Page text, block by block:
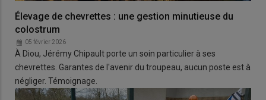
Élevage de chevrettes : une gestion minutieuse du
colostrum
05 février 2026
À Diou, Jérémy Chipault porte un soin particulier à ses
chevrettes. Garantes de l'avenir du troupeau, aucun poste est à
négliger. Témoignage.